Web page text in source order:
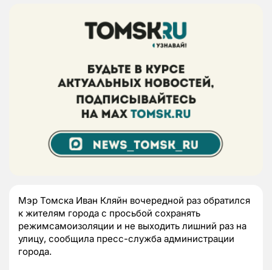
Мэр Томска Иван Кляйн вочередной раз обратился
к жителям города с просьбой сохранять
режимсамоизоляции и не выходить лишний раз на
улицу, сообщила пресс-служба администрации
города.